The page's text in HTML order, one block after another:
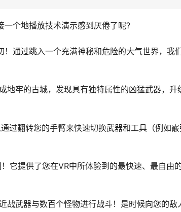
个地播放技术演示感到厌倦了呢?
通过跳入一个充满神秘和危险的大气世界，我
地牢的古城，发现具有独特属性的凶猛武器，
过翻转您的手臂来快速切换武器和工具（例如
它提供了您在VR中所体验到的最快速、最自由
武器与数百个怪物进行战斗！是时候向您的敌